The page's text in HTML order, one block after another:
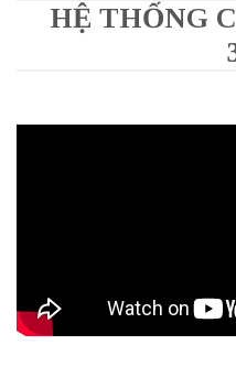
HỆ THỐNG